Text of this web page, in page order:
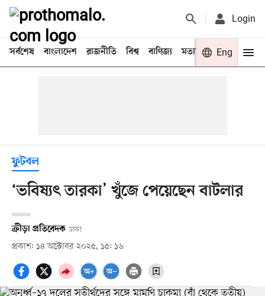
Login
সর্বশেষ বাংলাদেশ রাজনীতি বিশ্ব বাণিজ্য মতামত খেলা
Eng
ফুটবল
‘ভবিষ্যৎ তারকা’ খুঁজে পেয়েছেন বাটলার
ক্রীড়া প্রতিবেদক ঢাকা
প্রকাশ: ১৪ অক্টোবর ২০২৫, ১৫: ১৬